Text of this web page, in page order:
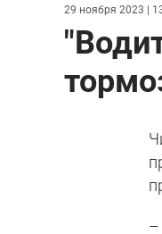
29 ноября 2023 |
–